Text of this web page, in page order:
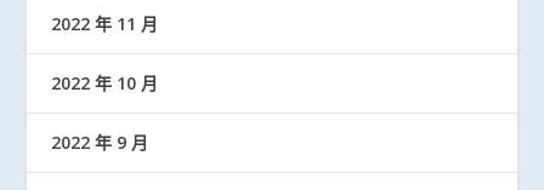
2022 年 11 月
2022 年 10 月
2022 年 9 月